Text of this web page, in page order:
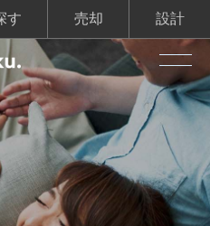
す 売却 設計